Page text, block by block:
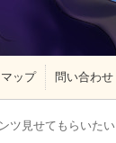
ップ 問い合わせ
ツ見せてもらいたい